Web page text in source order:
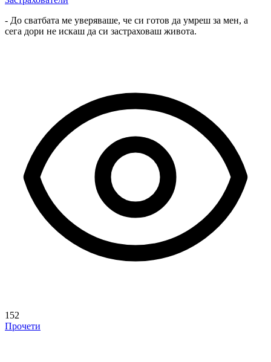
- До сватбата ме уверяваше, че си готов да умреш за мен, а
сега дори не искаш да си застраховаш живота.
152
Прочети